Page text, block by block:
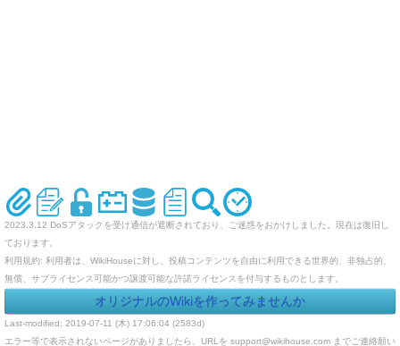
2023.3.12 DoSアタックを受け通信が遮断されており、ご迷惑をおかけしました。現在は復旧し
ております。
利用規約: 利用者は、WikiHouseに対し、投稿コンテンツを自由に利用できる世界的、非独占的、
無償、サブライセンス可能かつ譲渡可能な許諾ライセンスを付与するものとします。
オリジナルのWikiを作ってみませんか
Last-modified: 2019-07-11 (木) 17:06:04 (2583d)
エラー等で表示されないページがありましたら、URLを support@wikihouse.com までご連絡願い